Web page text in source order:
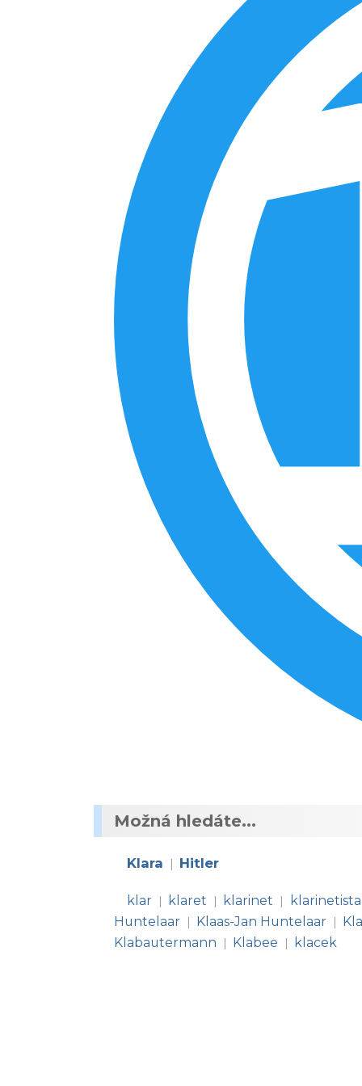
Možná hledáte...
Klara | Hitler
klar | klaret | klarinet |
klarinetista
Huntelaar
| Klaas-Jan Huntelaar |
Klabautermann
| Klabee | klacek